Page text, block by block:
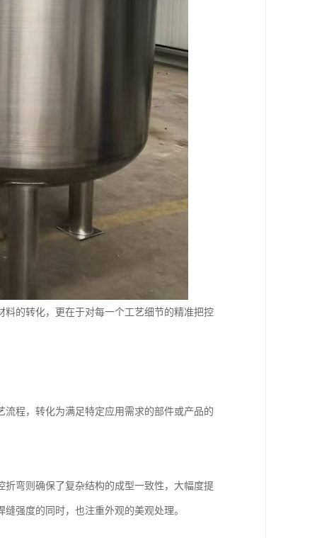
的转化，更在于对每一个工艺细节的精准把控
程，转化为满足特定应用需求的部件或产品的
弯则确保了复杂结构的成型一致性，大幅度提
强度的同时，也注重外观的美观处理。